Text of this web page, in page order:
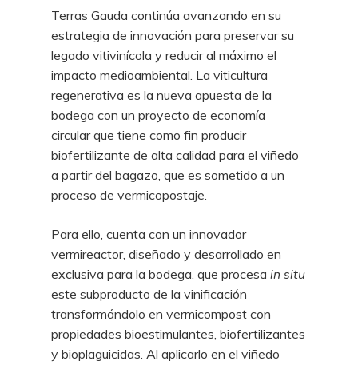
Terras Gauda continúa avanzando en su
estrategia de innovación para preservar su
legado vitivinícola y reducir al máximo el
impacto medioambiental. La viticultura
regenerativa es la nueva apuesta de la
bodega con un proyecto de economía
circular que tiene como fin producir
biofertilizante de alta calidad para el viñedo
a partir del bagazo, que es sometido a un
proceso de vermicopostaje.
Para ello, cuenta con un innovador
vermireactor, diseñado y desarrollado en
exclusiva para la bodega, que procesa in situ
este subproducto de la vinificación
transformándolo en vermicompost con
propiedades bioestimulantes, biofertilizantes
y bioplaguicidas. Al aplicarlo en el viñedo